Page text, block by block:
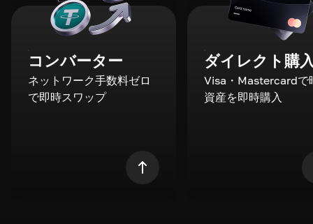
コンバーター
ネットワーク手数料ゼロ
で即時スワップ
ダイレクト購
Visa・Mastercardで
資産を即時購入